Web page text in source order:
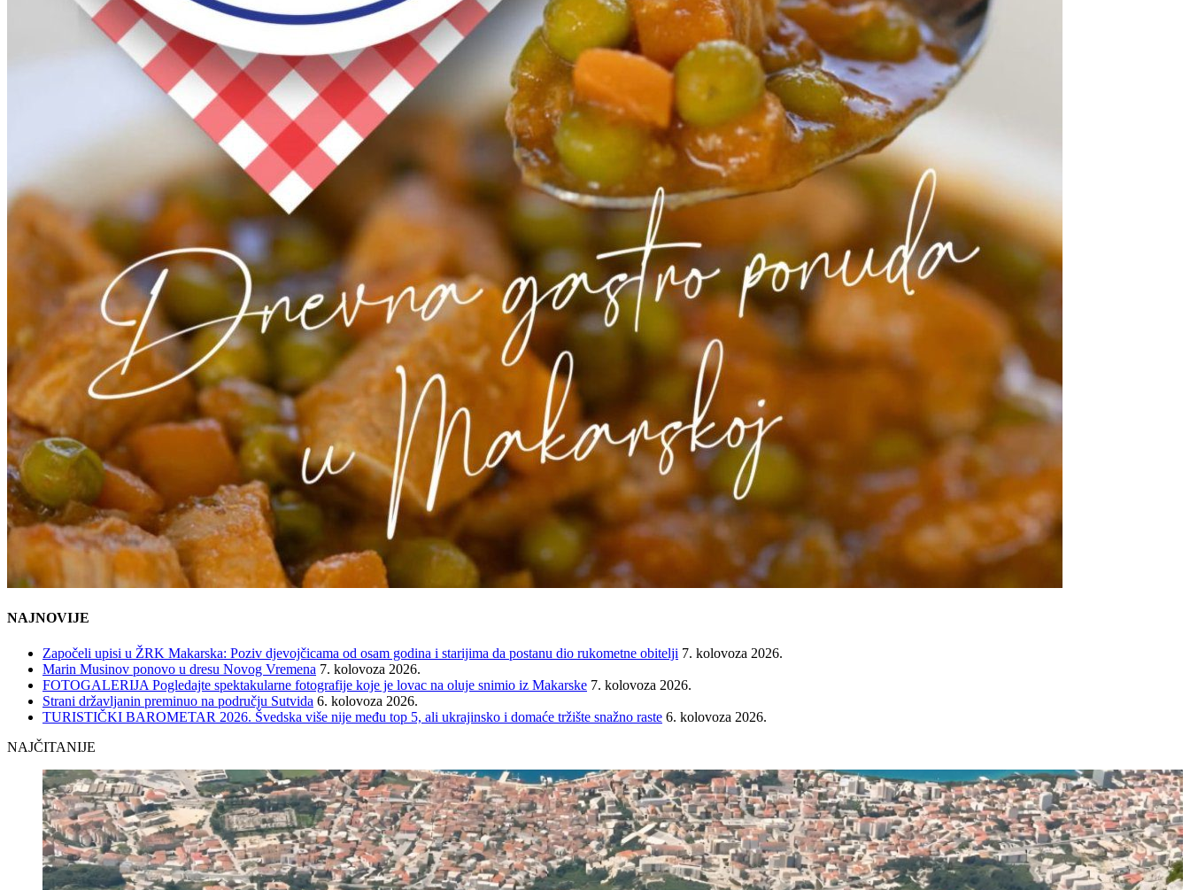
NAJNOVIJE
Započeli upisi u ŽRK Makarska: Poziv djevojčicama od osam godina i starijima da postanu dio rukometne obitelji 7. kolovoza 2026.
Marin Musinov ponovo u dresu Novog Vremena 7. kolovoza 2026.
FOTOGALERIJA Pogledajte spektakularne fotografije koje je lovac na oluje snimio iz Makarske 7. kolovoza 2026.
Strani državljanin preminuo na području Sutvida 6. kolovoza 2026.
TURISTIČKI BAROMETAR 2026. Švedska više nije među top 5, ali ukrajinsko i domaće tržište snažno raste 6. kolovoza 2026.
NAJČITANIJE